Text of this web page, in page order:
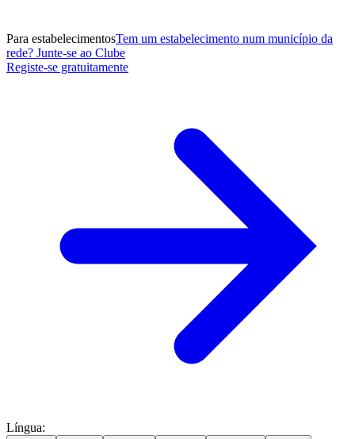
Para estabelecimentosTem um estabelecimento num município da
rede? Junte-se ao Clube
Registe-se gratuitamente
Língua: